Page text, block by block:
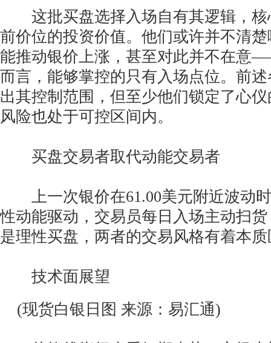
这批买盘选择入场自有其逻辑，核
前价位的投资价值。他们或许并不清
能推动银价上涨，甚至对此并不在意
而言，能够掌控的只有入场点位。前
出其控制范围，但至少他们锁定了心
风险也处于可控区间内。
买盘交易者取代动能交易者
上一次银价在61.00美元附近波动
性动能驱动，交易员每日入场主动扫
是理性买盘，两者的交易风格有着本
技术面展望
(现货白银日图 来源：易汇通)